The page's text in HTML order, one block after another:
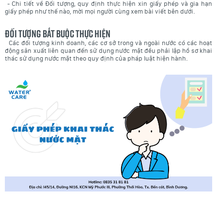
- Chi tiết về Đối tượng, quy định thực hiện xin giấy phép và gia hạn
giấy phép như thế nào, mời mọi người cùng xem bài viết bên dưới.
Đối tượng bắt buộc thực hiện
Các đối tượng kinh doanh, các cơ sở trong và ngoài nước có các hoạt
động sản xuất liên quan đến sử dụng nước mặt đều phải lập hồ sơ khai
thác sử dụng nước mặt theo quy định của pháp luật hiện hành.